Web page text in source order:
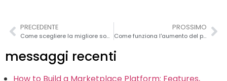
PRECEDENTE
Come scegliere la migliore società di sviluppo ReactJS?
PROSSIMO
Come funziona l'aumento del personale per le aziende?
messaggi recenti